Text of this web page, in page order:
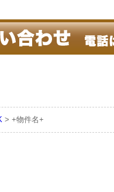
> +物件名+